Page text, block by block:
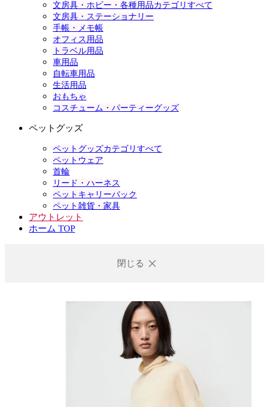
文房具・ホビー・各種用品カテゴリすべて
文房具・ステーショナリー
手帳・メモ帳
オフィス用品
トラベル用品
車用品
自転車用品
生活用品
おもちゃ
コスチューム・パーティーグッズ
ペットグッズ
ペットグッズカテゴリすべて
ペットウェア
首輪
リード・ハーネス
ペットキャリーバック
ペット雑貨・家具
アウトレット
ホーム TOP
閉じる